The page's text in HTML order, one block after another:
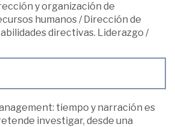
y organización de
humanos/Dirección de
directivas. Liderazgo /
tiempo y narración es
investigar, desde una